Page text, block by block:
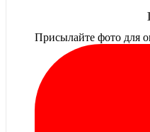
Присылайте фото для